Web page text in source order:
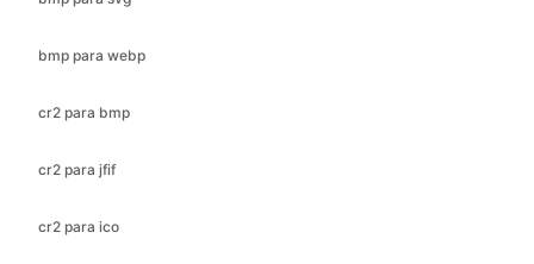
cr2 para bmp
cr2 para jfif
cr2 para ico
cr2 para jpeg
cr2 para pdf